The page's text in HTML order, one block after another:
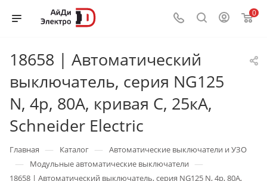
0
18658 | Автоматический
выключатель, серия NG125
N, 4p, 80А, кривая C, 25кА,
Schneider Electric
Главная — Каталог — Автоматические выключатели и УЗО
— Модульные автоматические выключатели —
18658 | Автоматический выключатель, серия NG125 N, 4p, 80А,